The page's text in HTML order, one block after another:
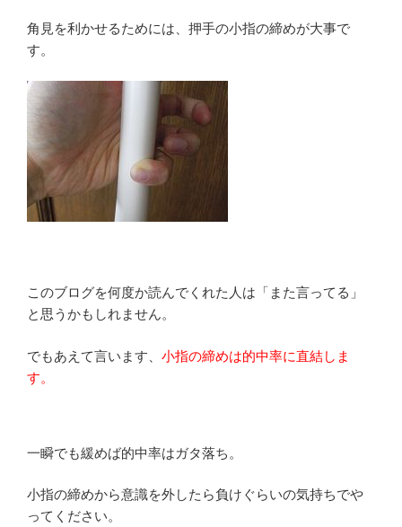
角見を利かせるためには、押手の小指の締めが大事で
す。
このブログを何度か読んでくれた人は「また言ってる」
と思うかもしれません。
でもあえて言います、 小指の締めは的中率に直結しま
す。
一瞬でも緩めば的中率はガタ落ち。
小指の締めから意識を外したら負けぐらいの気持ちでや
ってください。